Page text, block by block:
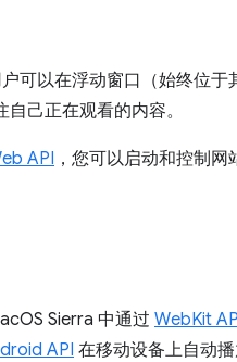
可以在浮动窗口（始终位
己正在观看的内容。
API ，您可以启动和控制
Sierra 中通过 WebKit
API 在移动设备上自动